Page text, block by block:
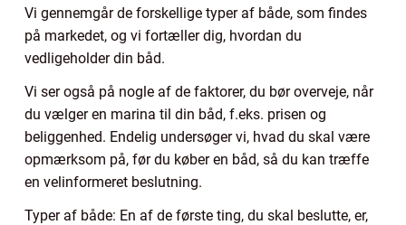
Vi gennemgår de forskellige typer af både, som findes
på markedet, og vi fortæller dig, hvordan du
vedligeholder din båd.
Vi ser også på nogle af de faktorer, du bør overveje, når
du vælger en marina til din båd, f.eks. prisen og
beliggenhed. Endelig undersøger vi, hvad du skal være
opmærksom på, før du køber en båd, så du kan træffe
en velinformeret beslutning.
Typer af både: En af de første ting, du skal beslutte, er,